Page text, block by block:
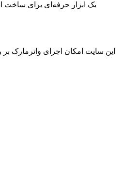
این سایت امکان اجرای واترمارک بر